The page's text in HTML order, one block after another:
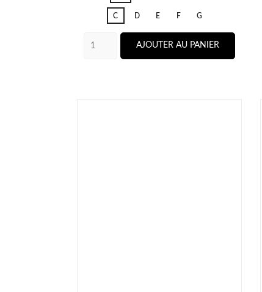
C D E F G
AJOUTER AU PANIER